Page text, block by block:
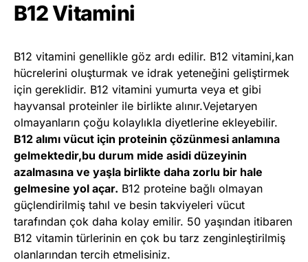
B12 Vitamini
B12 vitamini genellikle göz ardı edilir. B12 vitamini,kan
hücrelerini oluşturmak ve idrak yeteneğini geliştirmek
için gereklidir. B12 vitamini yumurta veya et gibi
hayvansal proteinler ile birlikte alınır.Vejetaryen
olmayanların çoğu kolaylıkla diyetlerine ekleyebilir.
B12 alımı vücut için proteinin çözünmesi anlamına
gelmektedir,bu durum mide asidi düzeyinin
azalmasına ve yaşla birlikte daha zorlu bir hale
gelmesine yol açar. B12 proteine bağlı olmayan
güçlendirilmiş tahıl ve besin takviyeleri vücut
tarafından çok daha kolay emilir. 50 yaşından itibaren
B12 vitamin türlerinin en çok bu tarz zenginleştirilmiş
olanlarından tercih etmelisiniz.